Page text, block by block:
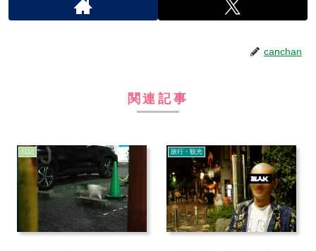
canchan
関連記事
日記 旅行・観光